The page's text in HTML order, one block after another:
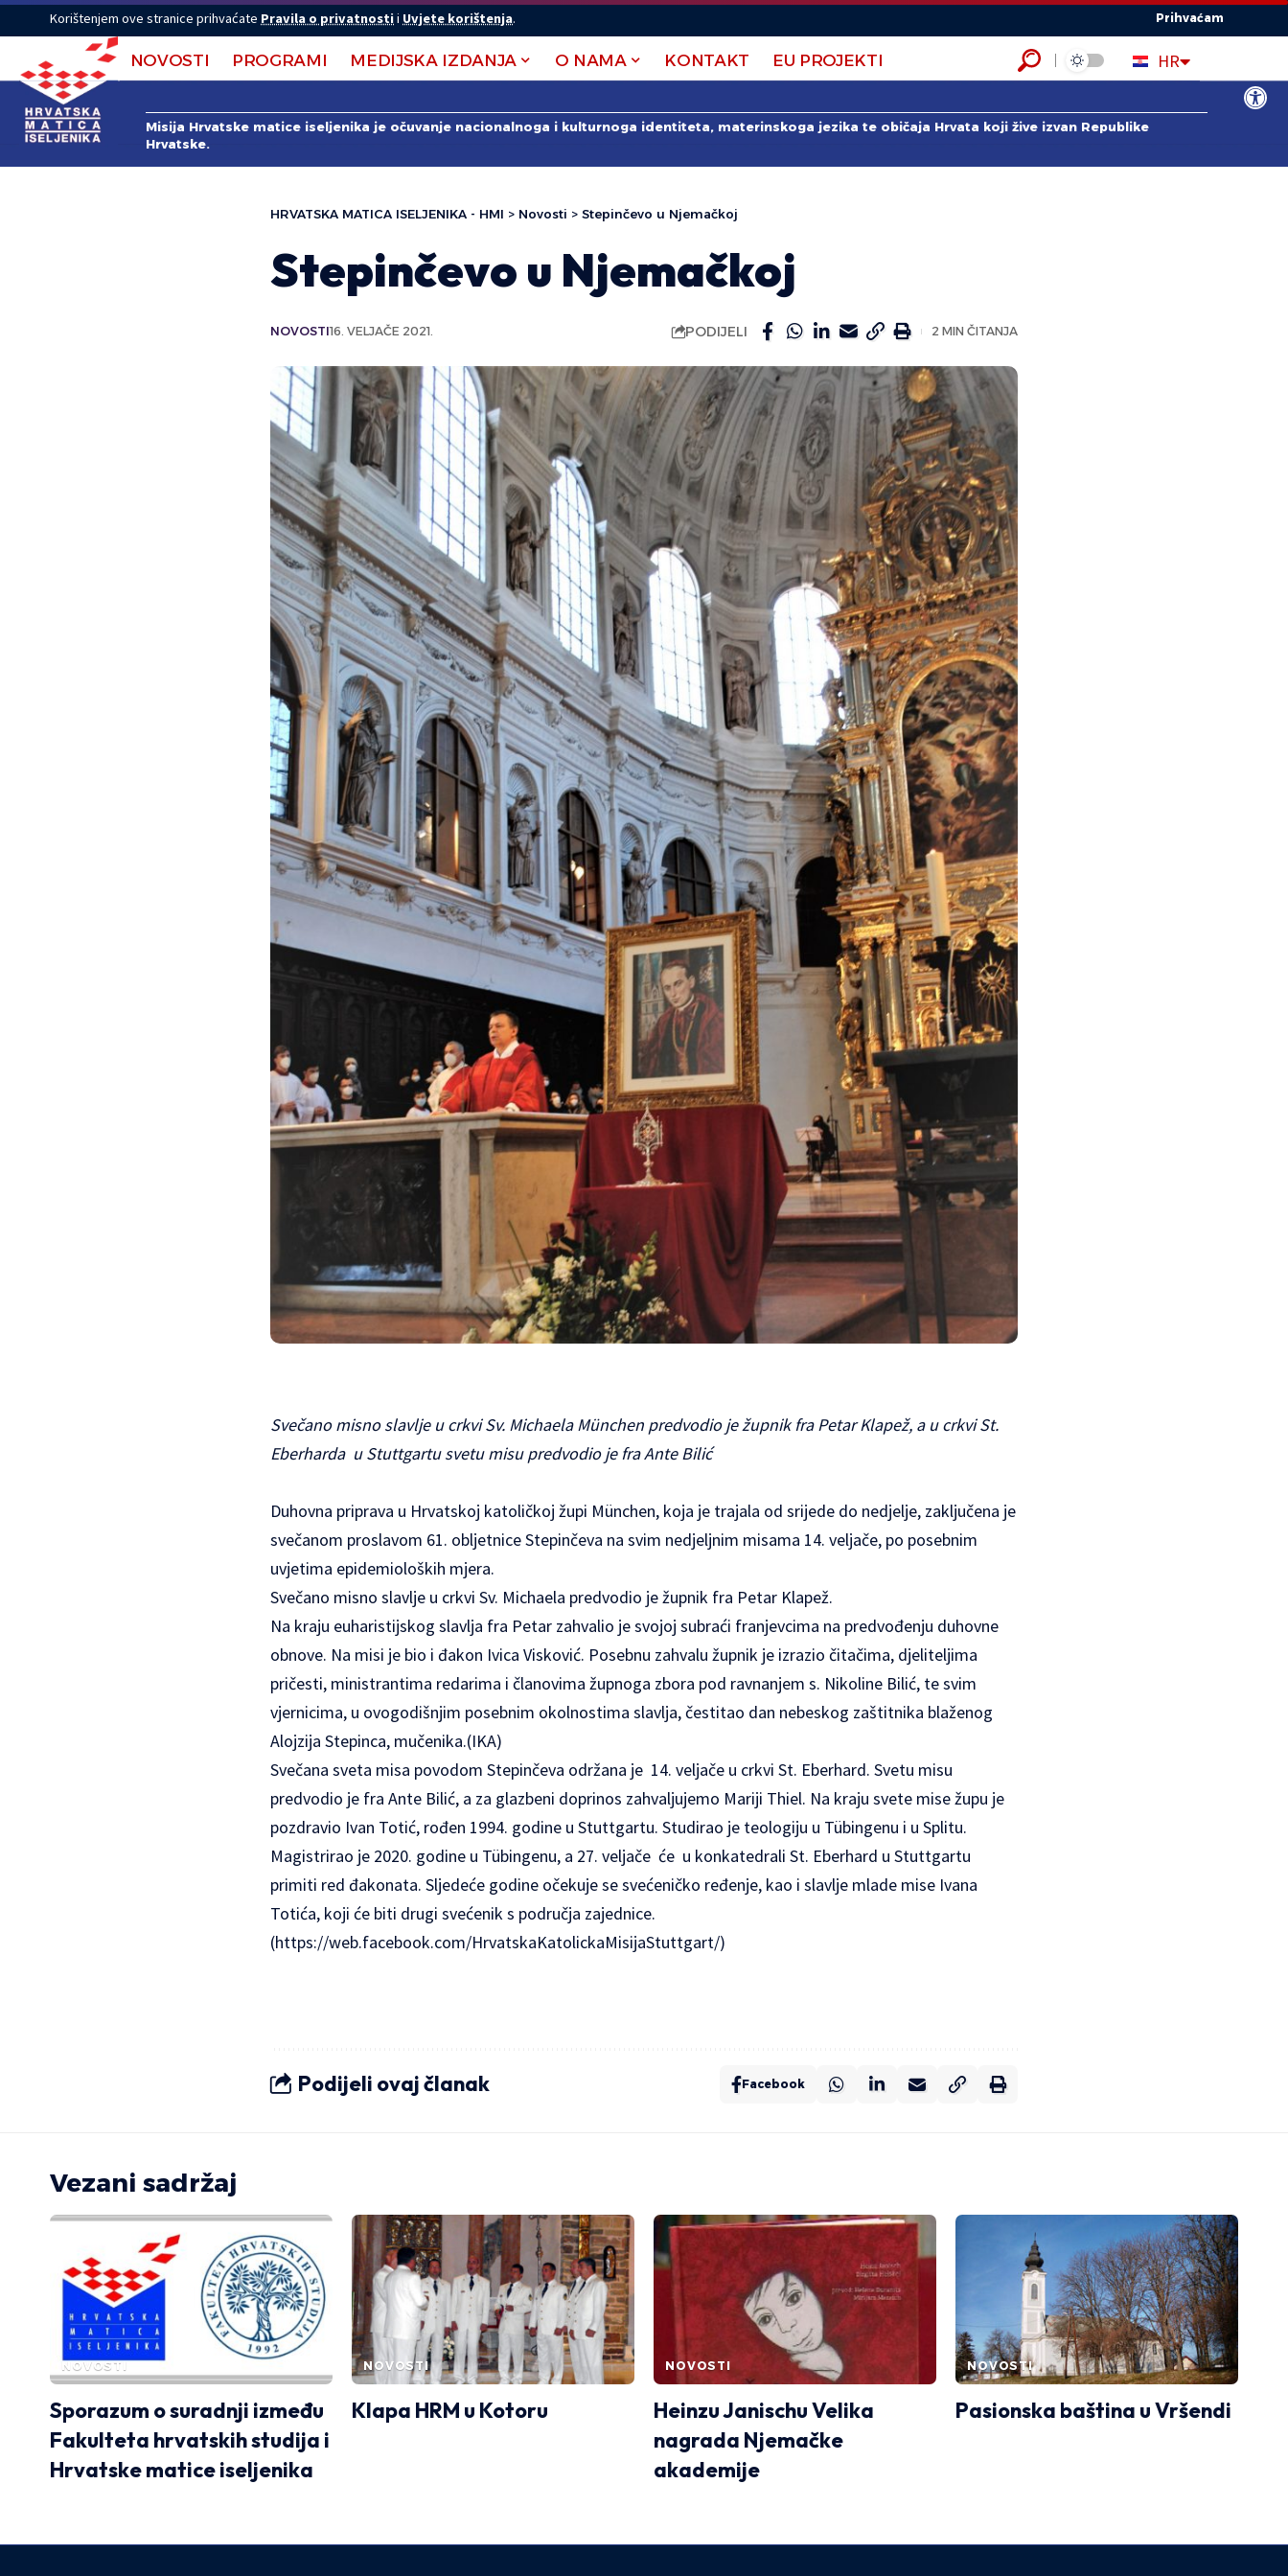
Open
Korištenjem ove stranice prihvaćate Pravila o privatnostii Uvjete korištenja. Prihvaćam
NOVOSTI PROGRAMI MEDIJSKA IZDANJA O NAMA KONTAKT EU PROJEKTI HR
EN
ES
Misija Hrvatske matice iseljenika je očuvanje nacionalnoga i kulturnoga identiteta, materinskoga jezika te običaja Hrvata koji žive izvan Republike
Hrvatske.
HRVATSKA MATICA ISELJENIKA - HMI > Novosti > Stepinčevo u Njemačkoj
Stepinčevo u Njemačkoj
NOVOSTI16. VELJAČE 2021. PODIJELI 2 MIN ČITANJA
Svečano misno slavlje u crkvi Sv. Michaela München predvodio je župnik fra Petar Klapež, a u crkvi St.
Eberharda u Stuttgartu svetu misu predvodio je fra Ante Bilić
Duhovna priprava u Hrvatskoj katoličkoj župi München, koja je trajala od srijede do nedjelje, zaključena je
svečanom proslavom 61. obljetnice Stepinčeva na svim nedjeljnim misama 14. veljače, po posebnim
uvjetima epidemioloških mjera.
Svečano misno slavlje u crkvi Sv. Michaela predvodio je župnik fra Petar Klapež.
Na kraju euharistijskog slavlja fra Petar zahvalio je svojoj subraći franjevcima na predvođenju duhovne
obnove. Na misi je bio i đakon Ivica Visković. Posebnu zahvalu župnik je izrazio čitačima, djeliteljima
pričesti, ministrantima redarima i članovima župnoga zbora pod ravnanjem s. Nikoline Bilić, te svim
vjernicima, u ovogodišnjim posebnim okolnostima slavlja, čestitao dan nebeskog zaštitnika blaženog
Alojzija Stepinca, mučenika.(IKA)
Svečana sveta misa povodom Stepinčeva održana je 14. veljače u crkvi St. Eberhard. Svetu misu
predvodio je fra Ante Bilić, a za glazbeni doprinos zahvaljujemo Mariji Thiel. Na kraju svete mise župu je
pozdravio Ivan Totić, rođen 1994. godine u Stuttgartu. Studirao je teologiju u Tübingenu i u Splitu.
Magistrirao je 2020. godine u Tübingenu, a 27. veljače će u konkatedrali St. Eberhard u Stuttgartu
primiti red đakonata. Sljedeće godine očekuje se svećeničko ređenje, kao i slavlje mlade mise Ivana
Totića, koji će biti drugi svećenik s područja zajednice.
(https://web.facebook.com/HrvatskaKatolickaMisijaStuttgart/)
Podijeli ovaj članak Facebook
Vezani sadržaj
NOVOSTI
Sporazum o suradnji između
Fakulteta hrvatskih studija i
Hrvatske matice iseljenika
NOVOSTI
Klapa HRM u Kotoru
NOVOSTI
Heinzu Janischu Velika
nagrada Njemačke
akademije
NOVOSTI
Pasionska baština u Vršendi